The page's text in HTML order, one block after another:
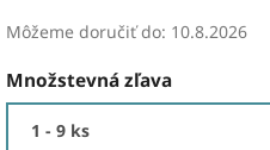
Môžeme doručiť do: 10.8.2026
Množstevná zľava
1 - 9 ks